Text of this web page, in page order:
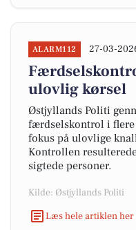
ALARM112 27-03-
ulovlig kørsel
Østjyllands Politi
færdselskontrol i flere
fokus på ulovlige
Kontrollen
sigtede personer.
Kilde: Østjyllands Politi
Læs hele artiklen her